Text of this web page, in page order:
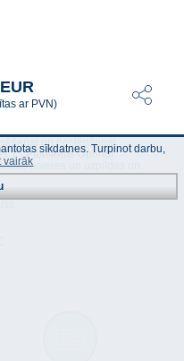
ar PVN)
un noslēgšanai,
1''. Piemērots Uponor
atveres un uzpildes un
sīkdatnes. Turpinot darbu,
vairāk